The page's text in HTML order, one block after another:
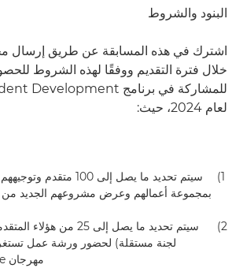
البنود والشروط
اشترك في هذه المسابقة عن طريق إرسال
خلال فترة التقديم ووفقًا لهذه الشروط
لعام 2024، حيث:
1)
سيتم تحديد ما يصل إلى
بمجموعة أعمالهم وعرض مشروعهم الجديد
2)
سيتم تحديد ما يصل إلى 25
مهرجان Visa pour l’Image؛